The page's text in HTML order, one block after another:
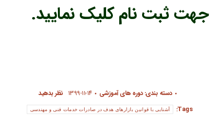
جهت ثبت نام کلیک نمایید.
دسته بندی:دوره های آموزشی ۱۳۹۹-۱۱-۱۴ نظر بدهید
Tags:
آشنایی با قوانین بازارهای هدف در صادرات خدمات فنی و مهندسی